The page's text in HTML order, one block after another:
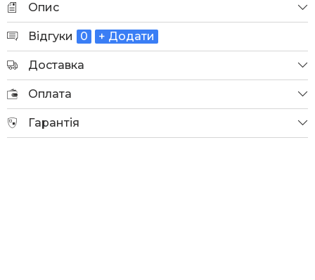
Опис
Відгуки 0 + Додати
Доставка
Оплата
Гарантія